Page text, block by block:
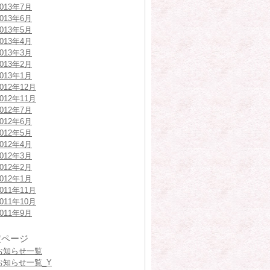
年7月
年6月
年5月
年4月
年3月
年2月
年1月
年12月
年11月
年7月
年6月
年5月
年4月
年3月
年2月
年1月
年11月
年10月
年9月
ージ
知らせ一覧
知らせ一覧_Y